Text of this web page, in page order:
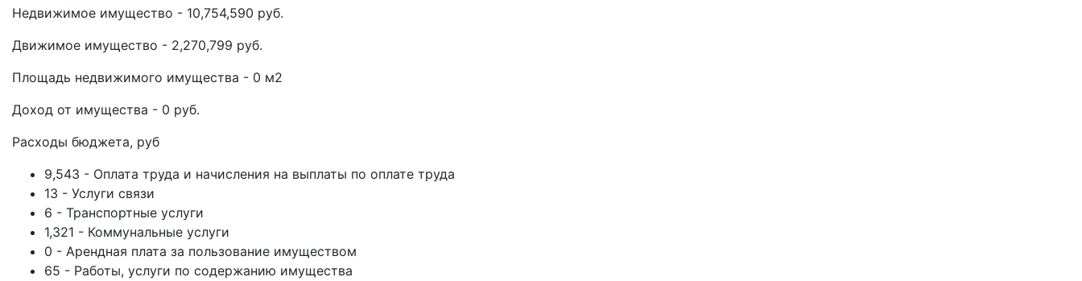
Недвижимое имущество - 10,754,590 руб.
Движимое имущество - 2,270,799 руб.
Площадь недвижимого имущества - 0 м2
Доход от имущества - 0 руб.
Расходы бюджета, руб
9,543 - Оплата труда и начисления на выплаты по оплате труда
13 - Услуги связи
6 - Транспортные услуги
1,321 - Коммунальные услуги
0 - Арендная плата за пользование имуществом
65 - Работы, услуги по содержанию имущества